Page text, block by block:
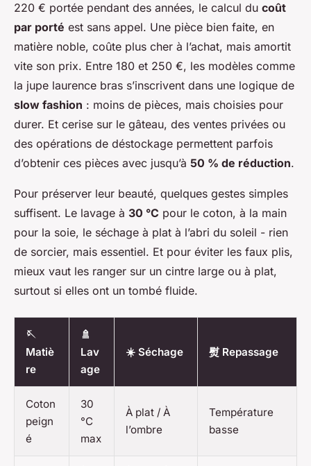
220 € portée pendant des années, le calcul du coût
par porté est sans appel. Une pièce bien faite, en
matière noble, coûte plus cher à l’achat, mais amortit
vite son prix. Entre 180 et 250 €, les modèles comme
la jupe laurence bras s’inscrivent dans une logique de
slow fashion : moins de pièces, mais choisies pour
durer. Et cerise sur le gâteau, des ventes privées ou
des opérations de déstockage permettent parfois
d’obtenir ces pièces avec jusqu’à 50 % de réduction.
Pour préserver leur beauté, quelques gestes simples
suffisent. Le lavage à 30 °C pour le coton, à la main
pour la soie, le séchage à plat à l’abri du soleil - rien
de sorcier, mais essentiel. Et pour éviter les faux plis,
mieux vaut les ranger sur un cintre large ou à plat,
surtout si elles ont un tombé fluide.
🪡
Matiè
re
🚿
Lav
age
☀️ Séchage 熨 Repassage
Coton
peign
é
30
°C
max
À plat / À
l’ombre
Température
basse